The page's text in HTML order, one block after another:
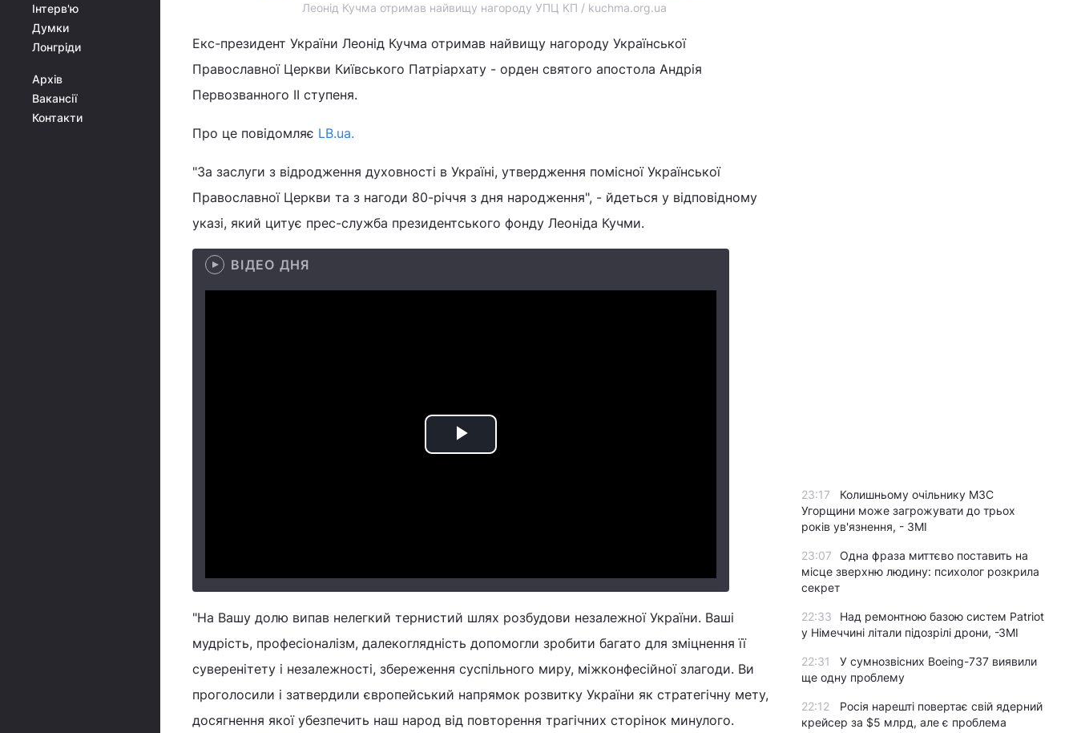
Інтерв'ю
Думки
Лонгріди
Архів
Вакансії
Контакти
Леонід Кучма отримав найвищу нагороду УПЦ КП / kuchma.org.ua
Екс-президент України Леонід Кучма отримав найвищу нагороду Української
Православної Церкви Київського Патріархату - орден святого апостола Андрія
Первозванного ІІ ступеня.
Про це повідомляє LВ.ua.
"За заслуги з відродження духовності в Україні, утвердження помісної Української
Православної Церкви та з нагоди 80-річчя з дня народження", - йдеться у відповідному
указі, який цитує прес-служба президентського фонду Леоніда Кучми.
ВІДЕО ДНЯ
Play
"На Вашу долю випав нелегкий тернистий шлях розбудови незалежної України. Ваші
мудрість, професіоналізм, далекоглядність допомогли зробити багато для зміцнення її
суверенітету і незалежності, збереження суспільного миру, міжконфесійної злагоди. Ви
проголосили і затвердили європейський напрямок розвитку України як стратегічну мету,
досягнення якої убезпечить наш народ від повторення трагічних сторінок минулого.
23:17
Колишньому очільнику МЗС
Угорщини може загрожувати до трьох
років ув'язнення, - ЗМІ
23:07
Одна фраза миттєво поставить на
місце зверхню людину: психолог розкрила
секрет
22:33
Над ремонтною базою систем Patriot
у Німеччині літали підозрілі дрони, -ЗМІ
22:31
У сумнозвісних Boeing-737 виявили
ще одну проблему
22:12
Росія нарешті повертає свій ядерний
крейсер за $5 млрд, але є проблема